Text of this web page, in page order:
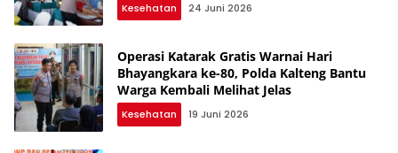
Kesehatan 24 Juni 2026
Operasi Katarak Gratis Warnai Hari
Bhayangkara ke-80, Polda Kalteng Bantu
Warga Kembali Melihat Jelas
Kesehatan 19 Juni 2026